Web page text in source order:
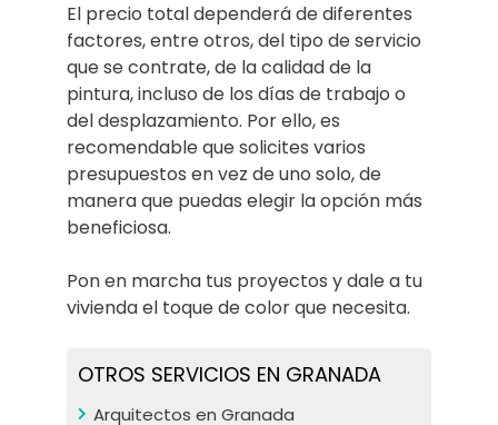
El precio total dependerá de diferentes
factores, entre otros, del tipo de servicio
que se contrate, de la calidad de la
pintura, incluso de los días de trabajo o
del desplazamiento. Por ello, es
recomendable que solicites varios
presupuestos en vez de uno solo, de
manera que puedas elegir la opción más
beneficiosa.
Pon en marcha tus proyectos y dale a tu
vivienda el toque de color que necesita.
OTROS SERVICIOS EN GRANADA
Arquitectos en Granada